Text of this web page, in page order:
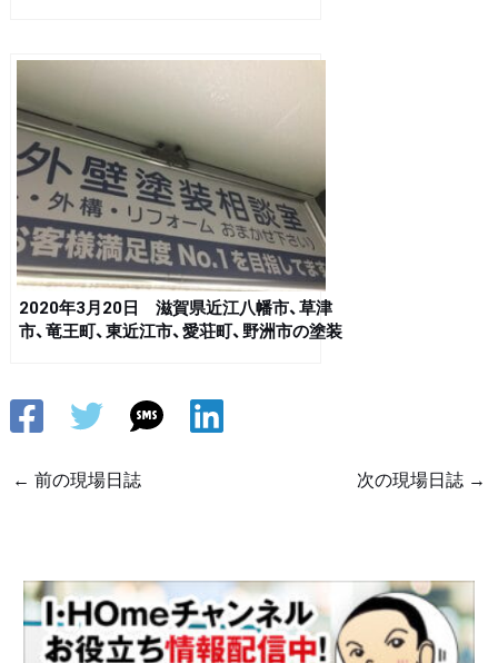
2020年3月20日 滋賀県近江八幡市、草津
市、竜王町、東近江市、愛荘町、野洲市の塗装
← 前の現場日誌 次の現場日誌 →